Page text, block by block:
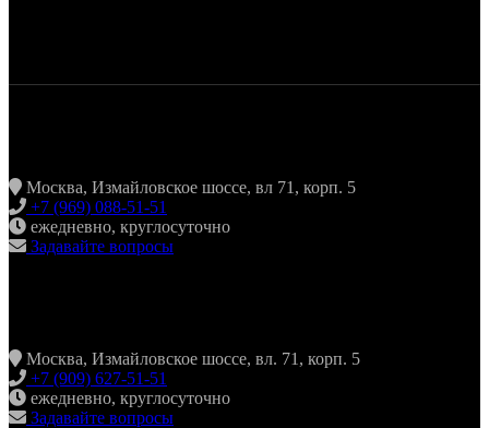
Москва, Измайловское шоссе, вл 71, корп. 5
+7 (969) 088-51-51
ежедневно, круглосуточно
Задавайте вопросы
Москва, Измайловское шоссе, вл. 71, корп. 5
+7 (909) 627-51-51
ежедневно, круглосуточно
Задавайте вопросы